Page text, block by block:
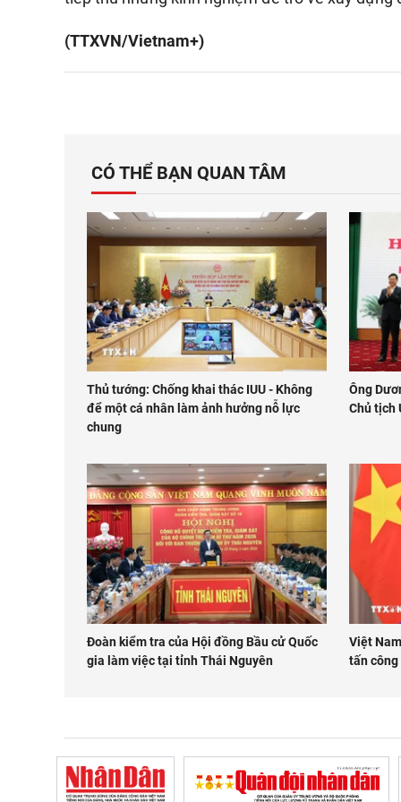
(TTXVN/Vietnam+)
CÓ THỂ BẠN QUAN TÂM
Thủ tướng: Chống khai thác IUU - Không
để một cá nhân làm ảnh hưởng nỗ lực
chung
Ông
Chủ tịch
Đoàn kiểm tra của Hội đồng Bầu cử Quốc
gia làm việc tại tỉnh Thái Nguyên
Việt
tấn công